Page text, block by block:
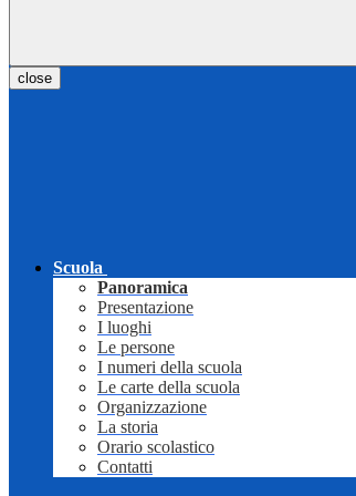
close
Scuola
Panoramica
Presentazione
I luoghi
Le persone
I numeri della scuola
Le carte della scuola
Organizzazione
La storia
Orario scolastico
Contatti